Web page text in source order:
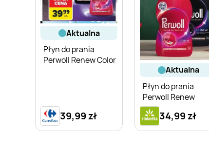
aktualna
Płyn do prania
Perwoll Renew Color
39,99 zł
aktualna
Płyn do prania
Perwoll Renew
34,99 zł